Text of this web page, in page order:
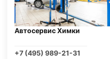
Автосервис Химки
+7 (495) 989-21-31